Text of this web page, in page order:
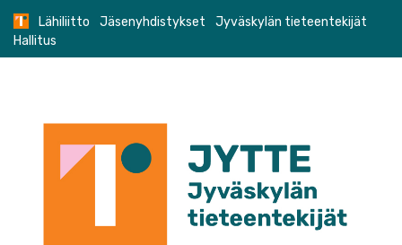
Skip
Lähiliitto Jäsenyhdistykset
Jyväskylän tieteentekijät
Hallitus